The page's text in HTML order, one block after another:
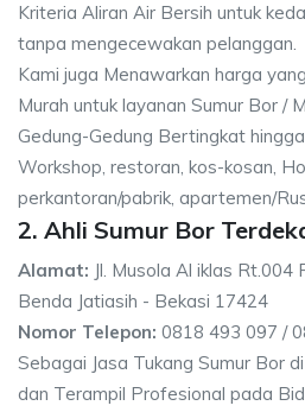
Kriteria Aliran Air Bersih untuk
tanpa mengecewakan pelanggan.
Kami juga Menawarkan harga
Murah untuk layanan Sumur Bor /
Gedung-Gedung Bertingkat
Workshop, restoran, kos-kosan,
perkantoran/pabrik, apartemen/
2. Ahli Sumur Bor
Alamat: Jl. Musola Al iklas Rt.004
Benda Jatiasih - Bekasi 17424
Nomor Telepon: 0818 493 097 /
Sebagai Jasa Tukang Sumur Bor
dan Terampil Profesional pada